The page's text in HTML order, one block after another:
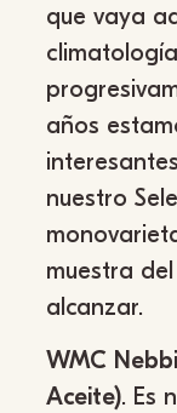
que vaya
años
nuestro
muestra
alcanzar.
WMC
Aceite). Es